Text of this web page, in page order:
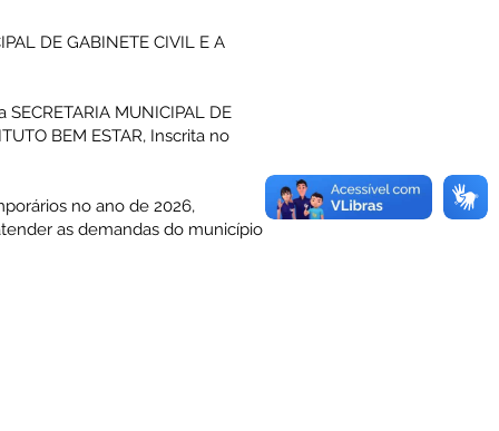
DE GABINETE CIVIL E A
MUNICIPAL DE
BEM ESTAR, Inscrita no
no ano de 2026,
as demandas do município